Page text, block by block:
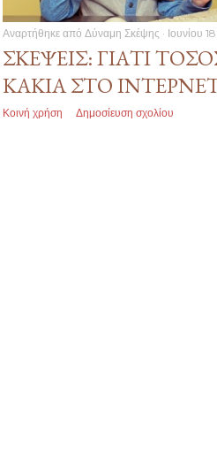
σ
ε
ι
Αναρτήθηκε από Δύναμη Σκέψης Ιουνίου
ΣΚΈΨΕΙΣ: ΓΙΑΤΊ
ΚΑΚΊΑ ΣΤΟ
Κοινή χρήση Δημοσίευση σχολίου